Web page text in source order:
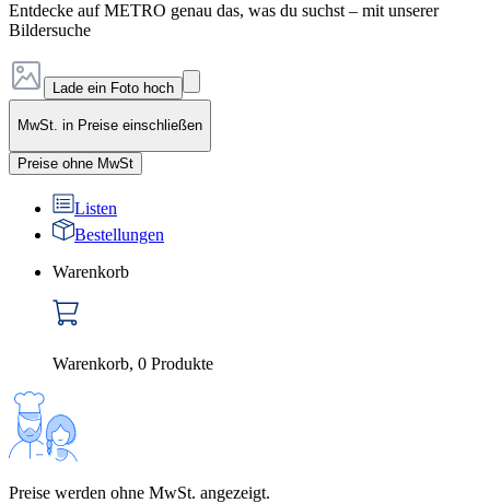
Entdecke auf METRO genau das, was du suchst – mit unserer
Bildersuche
Lade ein Foto hoch
MwSt. in Preise einschließen
Preise ohne MwSt
Listen
Bestellungen
Warenkorb
Warenkorb, 0 Produkte
Preise werden ohne MwSt. angezeigt.